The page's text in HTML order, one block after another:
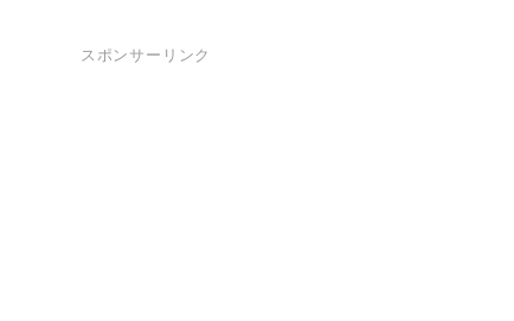
スポンサーリンク